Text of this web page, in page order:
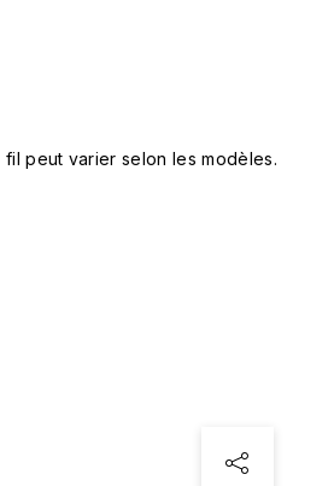
peut varier selon les modèles.